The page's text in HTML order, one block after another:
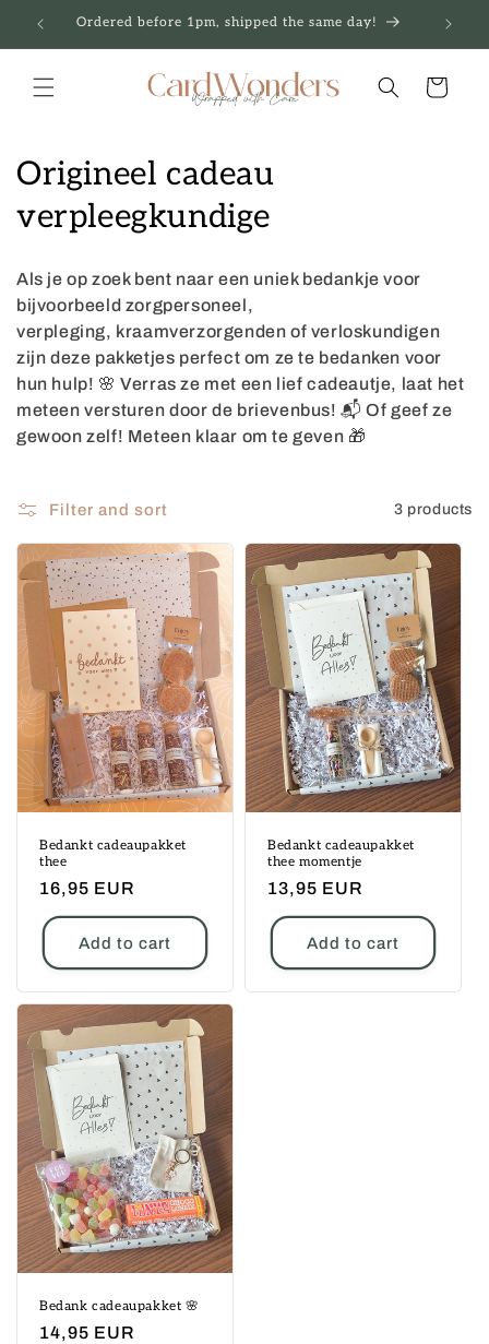
Skip to
content
Ordered before 1pm, shipped the same day!
Cart
C
o
l
e
c
t
o
n
:
Origineel cadeau
verpleegkundige
Als je op zoek bent naar een uniek bedankje voor
bijvoorbeeld zorgpersoneel,
verpleging, kraamverzorgenden of verloskundigen
zijn deze pakketjes perfect om ze te bedanken voor
hun hulp! 🌸 Verras ze met een lief cadeautje, laat het
meteen versturen door de brievenbus! 📬 Of geef ze
gewoon zelf! Meteen klaar om te geven 🎁
Filter and sort 3 products
Bedankt cadeaupakket
thee
Regular
price
16,95 EUR
Add to cart
Bedankt cadeaupakket
thee momentje
Regular
price
13,95 EUR
Add to cart
Bedank cadeaupakket 🌸
Regular
14,95 EUR